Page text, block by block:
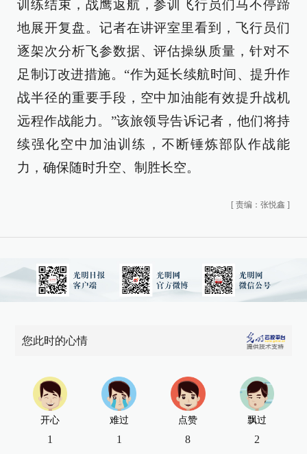
训练结束，战鹰返航，参训飞行员们马不停蹄
地展开复盘。记者在讲评室里看到，飞行员们
逐架次分析飞参数据、评估操纵质量，针对不
足制订改进措施。“作为延长续航时间、提升作
战半径的重要手段，空中加油能有效提升战机
远程作战能力。”该旅领导告诉记者，他们将持
续强化空中加油训练，不断锤炼部队作战能
力，确保随时升空、制胜长空。
[ 责编：张悦鑫 ]
您此时的心情
开心
1
难过
1
点赞
8
飘过
2